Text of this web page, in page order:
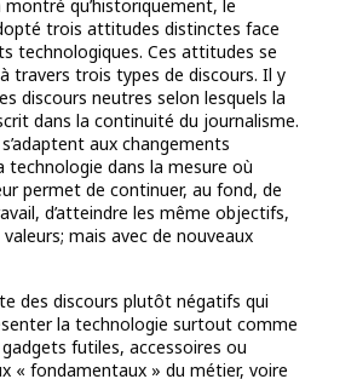
montré qu’historiquement, le
trois attitudes distinctes face
technologiques. Ces attitudes se
travers trois types de discours. Il y
discours neutres selon lesquels la
dans la continuité du journalisme.
aux changements
technologie dans la mesure où
permet de continuer, au fond, de
d’atteindre les même objectifs,
mais avec de nouveaux
des discours plutôt négatifs qui
la technologie surtout comme
futiles, accessoires ou
« fondamentaux » du métier, voire